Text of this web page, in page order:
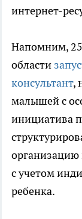
интернет-
Напомним, 25
области
консультант,
малышей с
инициатива
организацию
с учетом
ребенка.